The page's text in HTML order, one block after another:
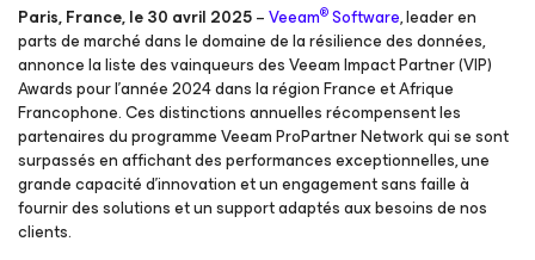
Paris, France, le 30 avril 2025–Veeam®Software, leader en
parts de marché dans le domaine de la résilience des données,
annonce la liste des vainqueurs des Veeam Impact Partner (VIP)
Awards pour l’année 2024 dans la région France et Afrique
Francophone. Ces distinctions annuelles récompensent les
partenaires du programme Veeam ProPartner Network qui se sont
surpassés en affichant des performances exceptionnelles, une
grande capacité d’innovation et un engagement sans faille à
fournir des solutions et un support adaptés aux besoins de nos
clients.